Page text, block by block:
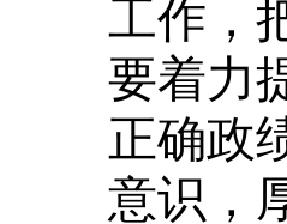
工作，
要着力
正确政
意识，